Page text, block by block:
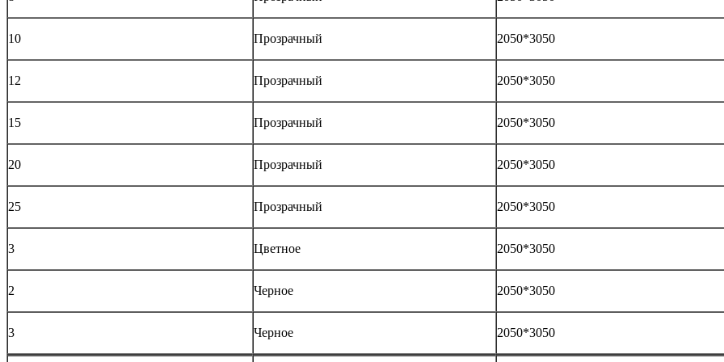
10 Прозрачный 2050*3050
12 Прозрачный 2050*3050
15 Прозрачный 2050*3050
20 Прозрачный 2050*3050
25 Прозрачный 2050*3050
3 Цветное 2050*3050
2 Черное 2050*3050
3 Черное 2050*3050